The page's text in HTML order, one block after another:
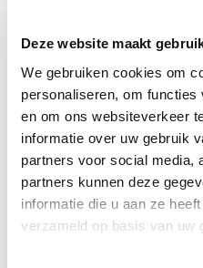
Deze website maakt
We gebruiken cookies om
personaliseren, om
en om ons websiteverkeer
informatie over uw gebruik
partners voor social media,
partners kunnen deze
informatie die u aan ze
verzameld op basis van uw
De Hertz Portofino serie
uitstekende prestaties
Ontwikkeld voor
van de meest
Hertz Pure Marine
beschermingsgraad
UV-bestendigheid en
zoute mist